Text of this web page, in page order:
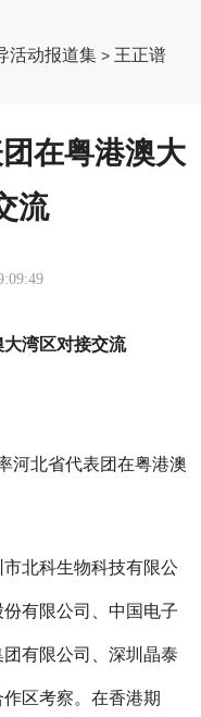
活动报道集 > 王正谱
在粤港澳大
流
湾区对接交流
北省代表团在粤港澳
北科生物科技有限公
有限公司、中国电子
有限公司、深圳晶泰
区考察。在香港期